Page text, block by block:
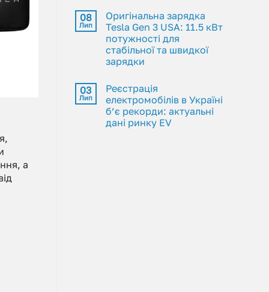
а
08
Лип
Оригінальна зарядка
Tesla Gen 3 USA: 11.5 кВт
потужності для
стабільної та швидкої
зарядки
03
Лип
Реєстрація
електромобілів в Україні
б’є рекорди: актуальні
дані ринку EV